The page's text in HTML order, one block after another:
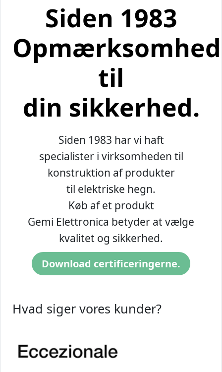
Siden 1983
Opmærksomhed
til
din sikkerhed.
Siden 1983 har vi haft
specialister i virksomheden til
konstruktion af produkter
til elektriske hegn.
Køb af et produkt
Gemi Elettronica betyder at vælge
kvalitet og sikkerhed.
Download certificeringerne.
Hvad siger vores kunder?